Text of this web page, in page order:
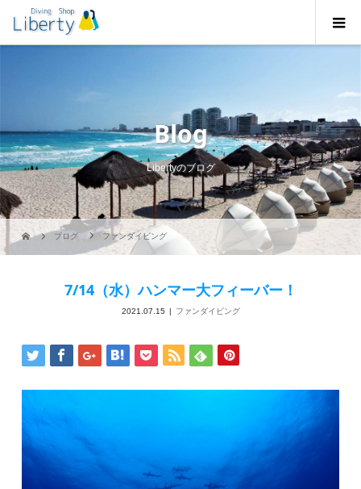
Blog
Libertyのブログ
ブログ ファンダイビング
7/14（水）ハンマー大フィーバー！
2021.07.15 ファンダイビング